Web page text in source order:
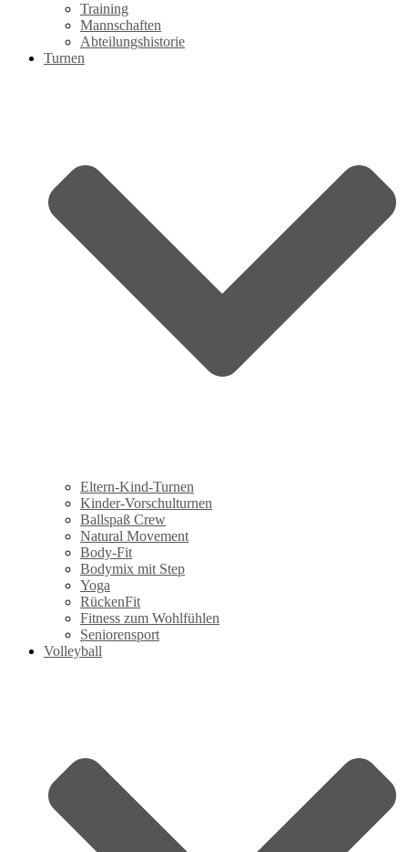
Training
Mannschaften
Abteilungshistorie
Turnen
Eltern-Kind-Turnen
Kinder-Vorschulturnen
Ballspaß Crew
Natural Movement
Body-Fit
Bodymix mit Step
Yoga
RückenFit
Fitness zum Wohlfühlen
Seniorensport
Volleyball